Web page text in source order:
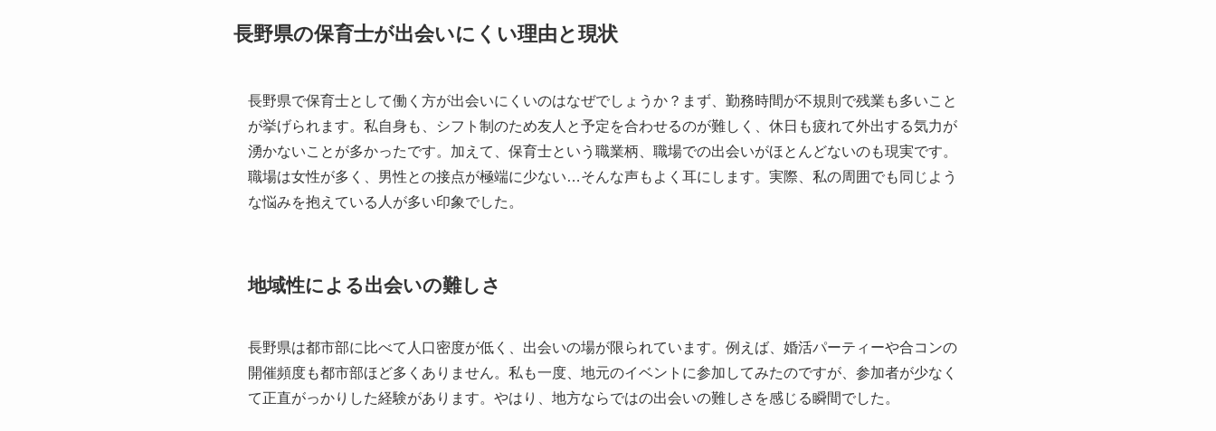
長野県の保育士が出会いにくい理由と現状
長野県で保育士として働く方が出会いにくいのはなぜでしょうか？まず、勤務時間が不規則で残業も多いこと
が挙げられます。私自身も、シフト制のため友人と予定を合わせるのが難しく、休日も疲れて外出する気力が
湧かないことが多かったです。加えて、保育士という職業柄、職場での出会いがほとんどないのも現実です。
職場は女性が多く、男性との接点が極端に少ない…そんな声もよく耳にします。実際、私の周囲でも同じよう
な悩みを抱えている人が多い印象でした。
地域性による出会いの難しさ
長野県は都市部に比べて人口密度が低く、出会いの場が限られています。例えば、婚活パーティーや合コンの
開催頻度も都市部ほど多くありません。私も一度、地元のイベントに参加してみたのですが、参加者が少なく
て正直がっかりした経験があります。やはり、地方ならではの出会いの難しさを感じる瞬間でした。